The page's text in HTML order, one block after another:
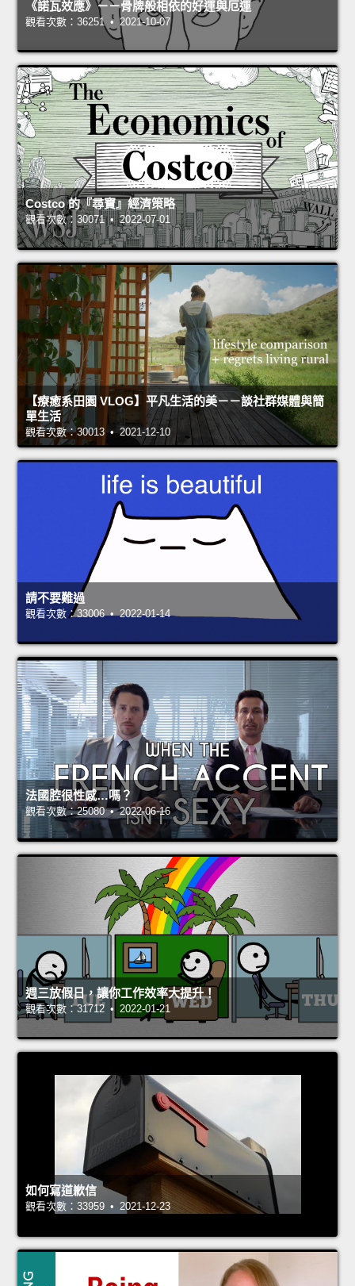
《諾瓦效應》－－骨牌般相依的好運與厄運
觀看次數：36251 • 2021-10-07
Costco 的『尋寶』經濟策略
觀看次數：30071 • 2022-07-01
【療癒系田園 VLOG】平凡生活的美－－談社群媒體與簡
單生活
觀看次數：30013 • 2021-12-10
請不要難過
觀看次數：33006 • 2022-01-14
法國腔很性感…嗎？
觀看次數：25080 • 2022-06-16
週三放假日，讓你工作效率大提升！
觀看次數：31712 • 2022-01-21
如何寫道歉信
觀看次數：33959 • 2021-12-23